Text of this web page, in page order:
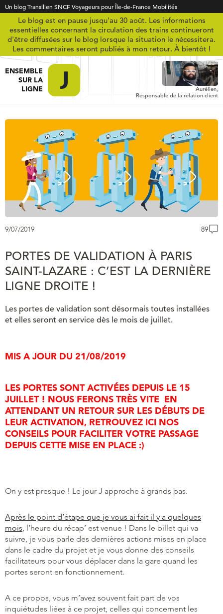
Un blog Transilien SNCF Voyageurs pour Île-de-France Mobilités
Le blog est en pause jusqu'au 30 août. Les informations
essentielles concernant la circulation des trains continueront
d'être diffusées sur le blog lorsque la situation le nécessitera.
Les commentaires seront publiés à mon retour. À bientôt !
ENSEMBLE
SUR LA
LIGNE
Aurélien,
Responsable de la relation client
9/07/2019 89
PORTES DE VALIDATION À PARIS
SAINT-LAZARE : C’EST LA DERNIÈRE
LIGNE DROITE !
Les portes de validation sont désormais toutes installées
et elles seront en service dès le mois de juillet.
MIS A JOUR DU 21/08/2019
LES PORTES SONT ACTIVÉES DEPUIS LE 15
JUILLET ! NOUS FERONS TRÈS VITE EN
ATTENDANT UN RETOUR SUR LES DÉBUTS DE
LEUR ACTIVATION, RETROUVEZ ICI NOS
CONSEILS POUR FACILITER VOTRE PASSAGE
DEPUIS CETTE MISE EN PLACE :)
On y est presque ! Le jour J approche à grands pas.
Après le point d’étape que je vous ai fait il y a quelques
mois , l’heure du récap’ est venue ! Dans le billet qui va
suivre, je vous parle des dernières actions mises en place
dans le cadre du projet et je vous donne des conseils
facilitateurs pour vous déplacer dans la gare quand les
portes seront en fonctionnement.
A ce propos, vous m’avez souvent fait part de vos
inquiétudes liées à ce projet, celles qui concernent les